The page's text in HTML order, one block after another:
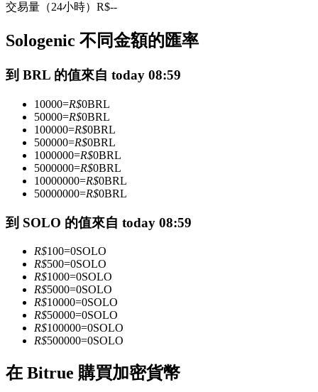
跟單
與頂尖交易專家同行
成為跟單交易員
坐享盈利分成和跟單分傭
交易量（24小時） R$--
Sologenic 不同金額的匯率
到 BRL 的值來自 today 08:59
10000=R$0BRL
50000=R$0BRL
100000=R$0BRL
500000=R$0BRL
1000000=R$0BRL
5000000=R$0BRL
10000000=R$0BRL
50000000=R$0BRL
到 SOLO 的值來自 today 08:59
R$100=0SOLO
R$500=0SOLO
R$1000=0SOLO
R$5000=0SOLO
R$10000=0SOLO
R$50000=0SOLO
R$100000=0SOLO
R$500000=0SOLO
在 Bitrue 購買加密貨幣